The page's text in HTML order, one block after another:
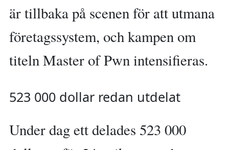
är tillbaka på scenen för att utmana
företagssystem, och kampen om
titeln Master of Pwn intensifieras.
523 000 dollar redan utdelat
Under dag ett delades 523 000